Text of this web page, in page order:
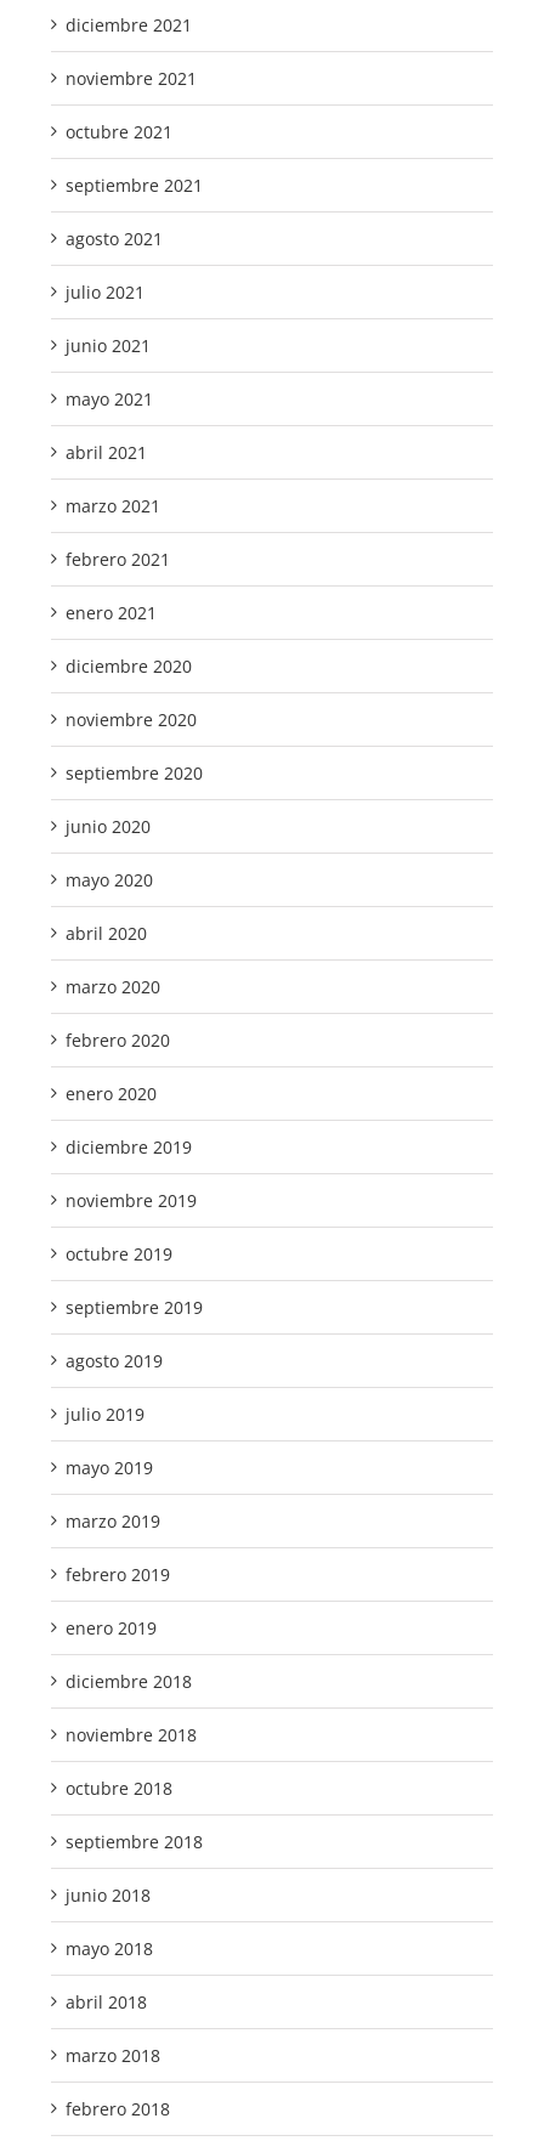
diciembre 2021
noviembre 2021
octubre 2021
septiembre 2021
agosto 2021
julio 2021
junio 2021
mayo 2021
abril 2021
marzo 2021
febrero 2021
enero 2021
diciembre 2020
noviembre 2020
septiembre 2020
junio 2020
mayo 2020
abril 2020
marzo 2020
febrero 2020
enero 2020
diciembre 2019
noviembre 2019
octubre 2019
septiembre 2019
agosto 2019
julio 2019
mayo 2019
marzo 2019
febrero 2019
enero 2019
diciembre 2018
noviembre 2018
octubre 2018
septiembre 2018
junio 2018
mayo 2018
abril 2018
marzo 2018
febrero 2018